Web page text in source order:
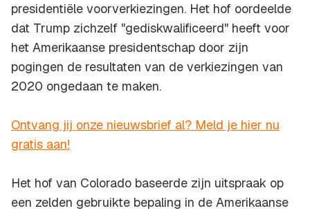
presidentiële voorverkiezingen. Het hof oordeelde
dat Trump zichzelf "gediskwalificeerd" heeft voor
het Amerikaanse presidentschap door zijn
pogingen de resultaten van de verkiezingen van
2020 ongedaan te maken.
Ontvang jij onze nieuwsbrief al? Meld je hier nu
gratis aan!
Het hof van Colorado baseerde zijn uitspraak op
een zelden gebruikte bepaling in de Amerikaanse